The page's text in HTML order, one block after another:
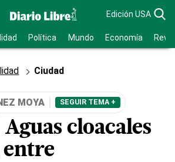
Edición USA
Política Mundo Economía
Ciudad
MOYA SEGUIR TEMA +
Aguas cloacales
entre